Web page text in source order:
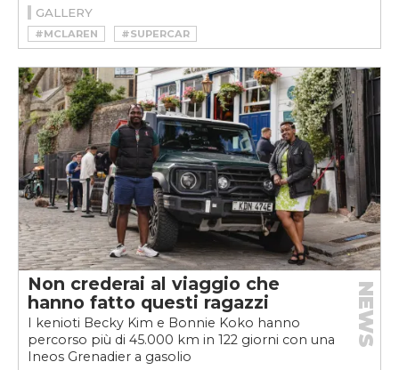
GALLERY
#MCLAREN #SUPERCAR
Non crederai al viaggio che
hanno fatto questi ragazzi
I kenioti Becky Kim e Bonnie Koko hanno
percorso più di 45.000 km in 122 giorni con una
Ineos Grenadier a gasolio
NEWS